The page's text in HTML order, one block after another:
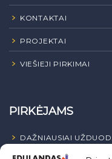
KONTAKTAI
PROJEKTAI
VIEŠIEJI PIRKIMAI
PIRKĖJAMS
DAŽNIAUSIAI